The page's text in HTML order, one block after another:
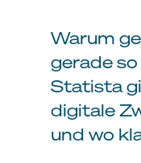
Warum
gerade
Statista
digitale
und wo